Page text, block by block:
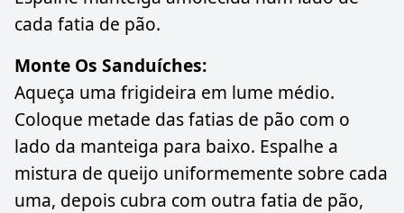
cada fatia de pão.
Monte Os Sanduíches:
Aqueça uma frigideira em lume médio.
Coloque metade das fatias de pão com o
lado da manteiga para baixo. Espalhe a
mistura de queijo uniformemente sobre cada
uma, depois cubra com outra fatia de pão,